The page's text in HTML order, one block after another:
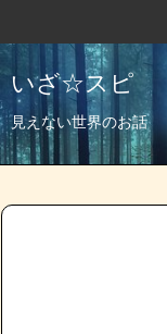
いざ☆スピ
見えない世界のお話